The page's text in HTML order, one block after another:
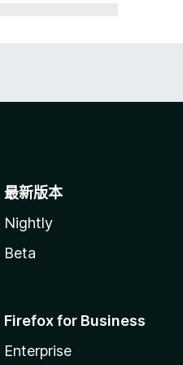
最新版本
Nightly
Beta
Firefox for Business
Enterprise